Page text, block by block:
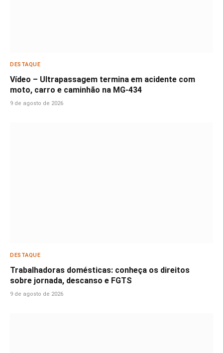
DESTAQUE
Vídeo – Ultrapassagem termina em acidente com
moto, carro e caminhão na MG-434
9 de agosto de 2026
DESTAQUE
Trabalhadoras domésticas: conheça os direitos
sobre jornada, descanso e FGTS
9 de agosto de 2026